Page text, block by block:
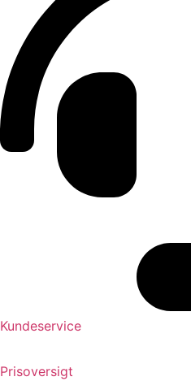
Kundeservice
Prisoversigt